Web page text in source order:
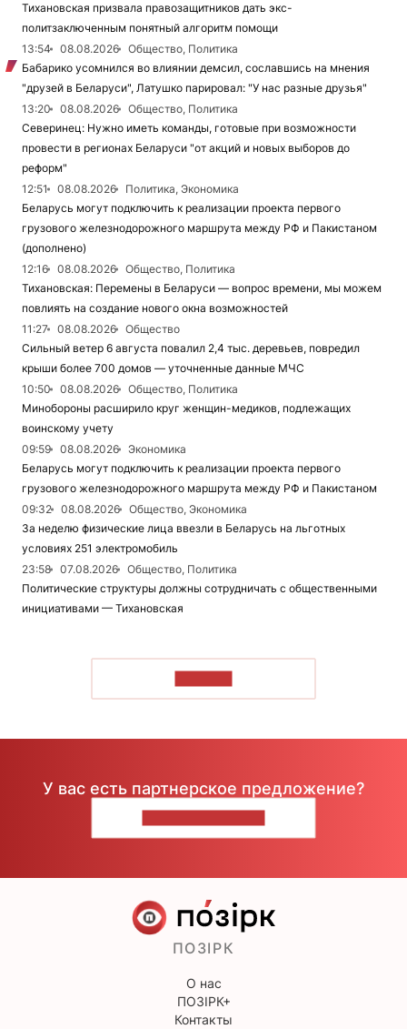
Тихановская призвала правозащитников дать экс-
политзаключенным понятный алгоритм помощи
13:54
08.08.2026
Общество, Политика
Бабарико усомнился во влиянии демсил, сославшись на мнения
"друзей в Беларуси", Латушко парировал: "У нас разные друзья"
13:20
08.08.2026
Общество, Политика
Северинец: Нужно иметь команды, готовые при возможности
провести в регионах Беларуси "от акций и новых выборов до
реформ"
12:51
08.08.2026
Политика, Экономика
Беларусь могут подключить к реализации проекта первого
грузового железнодорожного маршрута между РФ и Пакистаном
(дополнено)
12:16
08.08.2026
Общество, Политика
Тихановская: Перемены в Беларуси — вопрос времени, мы можем
повлиять на создание нового окна возможностей
11:27
08.08.2026
Общество
Сильный ветер 6 августа повалил 2,4 тыс. деревьев, повредил
крыши более 700 домов — уточненные данные МЧС
10:50
08.08.2026
Общество, Политика
Минобороны расширило круг женщин-медиков, подлежащих
воинскому учету
09:59
08.08.2026
Экономика
Беларусь могут подключить к реализации проекта первого
грузового железнодорожного маршрута между РФ и Пакистаном
09:32
08.08.2026
Общество, Экономика
За неделю физические лица ввезли в Беларусь на льготных
условиях 251 электромобиль
23:58
07.08.2026
Общество, Политика
Политические структуры должны сотрудничать с общественными
инициативами — Тихановская
У вас есть партнерское предложение?
ПОЗІРК
О нас
ПОЗІРК+
Контакты